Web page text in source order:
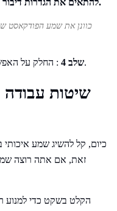
כוונן את שמע הפודקאסט
שלב 4: החלק על האפשרות "שפר דיבור" והורד את הקובץ שלך.
שיטות
כיום, קל להשיג שמע איכותי
זאת, אם אתה רוצה
הקלט בשקט כדי למנוע